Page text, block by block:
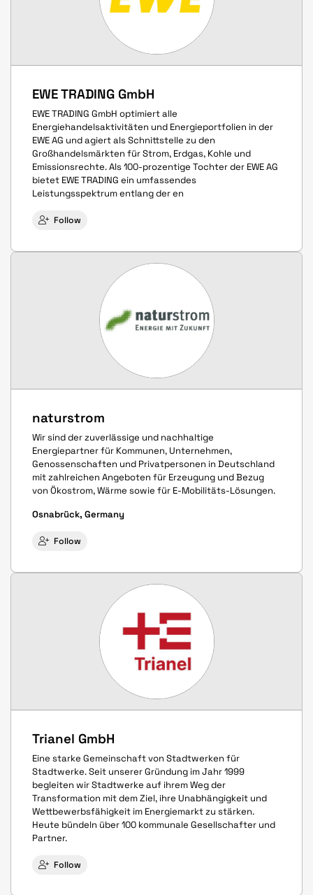
EWE TRADING GmbH
EWE TRADING GmbH optimiert alle
Energiehandelsaktivitäten und Energieportfolien in der
EWE AG und agiert als Schnittstelle zu den
Großhandelsmärkten für Strom, Erdgas, Kohle und
Emissionsrechte. Als 100-prozentige Tochter der EWE AG
bietet EWE TRADING ein umfassendes
Leistungsspektrum entlang der en
Follow
naturstrom
Wir sind der zuverlässige und nachhaltige
Energiepartner für Kommunen, Unternehmen,
Genossenschaften und Privatpersonen in Deutschland
mit zahlreichen Angeboten für Erzeugung und Bezug
von Ökostrom, Wärme sowie für E-Mobilitäts-Lösungen.
Osnabrück, Germany
Follow
Trianel GmbH
Eine starke Gemeinschaft von Stadtwerken für
Stadtwerke. Seit unserer Gründung im Jahr 1999
begleiten wir Stadtwerke auf ihrem Weg der
Transformation mit dem Ziel, ihre Unabhängigkeit und
Wettbewerbsfähigkeit im Energiemarkt zu stärken.
Heute bündeln über 100 kommunale Gesellschafter und
Partner.
Follow